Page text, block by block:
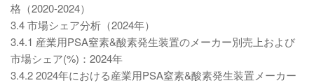
格（2020-2024）
3.4 市場シェア分析（2024年）
3.4.1 産業用PSA窒素&酸素発生装置のメーカー別売上および
市場シェア(%)：2024年
3.4.2 2024年における産業用PSA窒素&酸素発生装置メーカー